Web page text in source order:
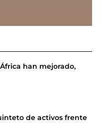
han mejorado,
de activos frente